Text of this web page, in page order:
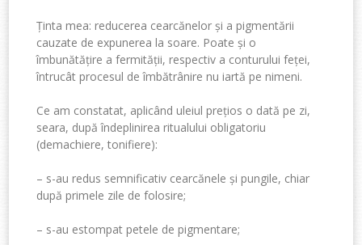
Ținta mea: reducerea cearcănelor și a pigmentării
cauzate de expunerea la soare. Poate și o
îmbunătățire a fermității, respectiv a conturului feței,
întrucât procesul de îmbătrânire nu iartă pe nimeni.
Ce am constatat, aplicând uleiul prețios o dată pe zi,
seara, după îndeplinirea ritualului obligatoriu
(demachiere, tonifiere):
– s-au redus semnificativ cearcănele și pungile, chiar
după primele zile de folosire;
– s-au estompat petele de pigmentare;